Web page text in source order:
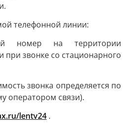
телефонной линии:
номер на территории
при звонке со стационарного
звонка определяется по
оператором связи).
lentv24 .